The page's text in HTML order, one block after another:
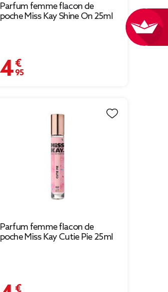
Parfum femme flacon de
poche Miss Kay Shine On 25ml
4,95 €
Parfum femme flacon de
poche Miss Kay Cutie Pie 25ml
4,95 €